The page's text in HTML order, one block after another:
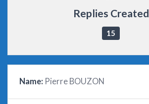
Replies Created
15
Name: Pierre BOUZON